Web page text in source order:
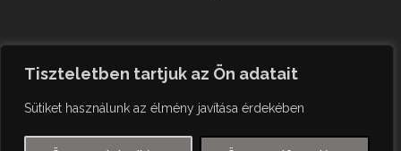
Tiszteletben tartjuk az Ön adatait
Sütiket használunk az élmény javítása érdekében
English
Czech
German